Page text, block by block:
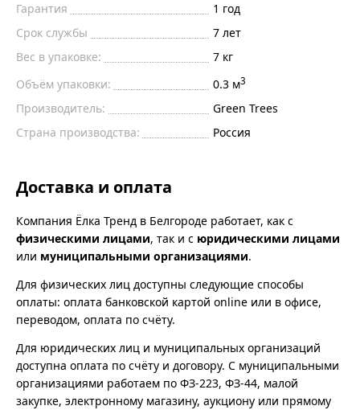
Гарантия
1 год
Срок службы
7 лет
Вес в упаковке:
7 кг
Объём упаковки:
0.3 м3
Производитель:
Green Trees
Страна производства:
Россия
Доставка и оплата
Компания Ёлка Тренд в Белгороде работает, как с
физическими лицами, так и с юридическими лицами
или муниципальными организациями.
Для физических лиц доступны следующие способы
оплаты: оплата банковской картой online или в офисе,
переводом, оплата по счёту.
Для юридических лиц и муниципальных организаций
доступна оплата по счёту и договору. С муниципальными
организациями работаем по ФЗ-223, ФЗ-44, малой
закупке, электронному магазину, аукциону или прямому